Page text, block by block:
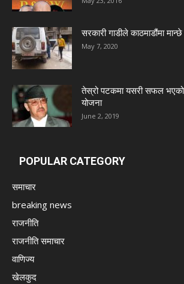
सरकारी गाडीले काठमाडौंमा
May 7, 2020
तेस्रो पटकमा यसरी सफल भएको
योजना
June 2, 2019
POPULAR CATEGORY
समाचार
breaking news
राजनीति
राजनीति समाचार
वाणिज्य
खेलकुद